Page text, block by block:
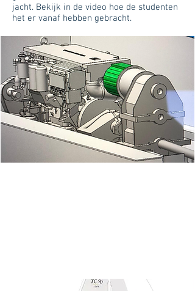
jacht. Bekijk in de video hoe de studenten
het er vanaf hebben gebracht.